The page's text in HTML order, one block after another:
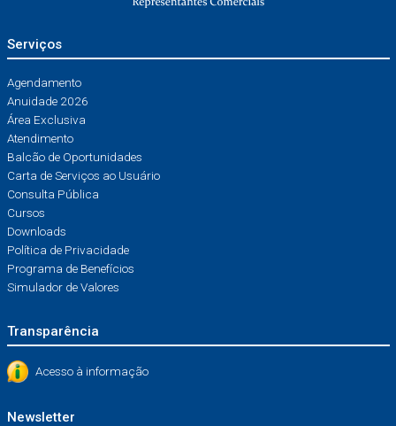
Serviços
Agendamento
Anuidade 2026
Área Exclusiva
Atendimento
Balcão de Oportunidades
Carta de Serviços ao Usuário
Consulta Pública
Cursos
Downloads
Política de Privacidade
Programa de Benefícios
Simulador de Valores
Transparência
Acesso à informação
Newsletter